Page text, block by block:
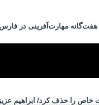
مهارت‌آفرینی در
خاص را حذف کرد/ ابراهیم